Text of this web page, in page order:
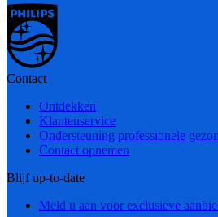
Contact
Ontdekken
Klantenservice
Ondersteuning professionele
Contact opnemen
Blijf up-to-date
Meld u aan voor exclusieve